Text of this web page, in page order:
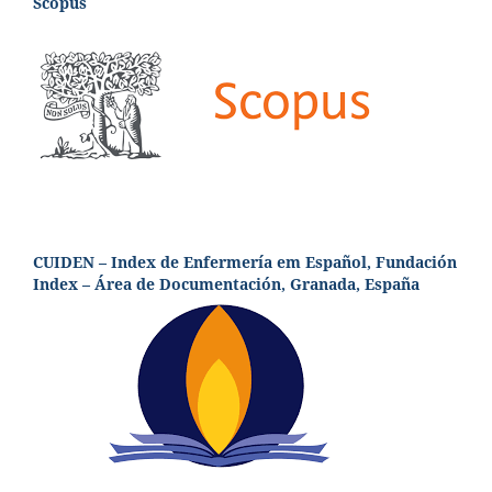
CUIDEN – Index de Enfermería em Español, Fundación
Index – Área de Documentación, Granada, España